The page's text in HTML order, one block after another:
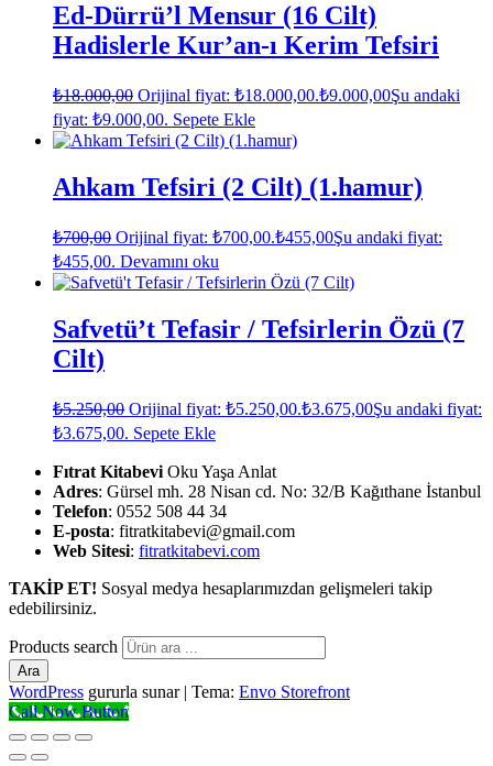
Ed-Dürrü’l Mensur (16 Cilt)
Hadislerle Kur’an-ı Kerim Tefsiri
₺18.000,00 Orijinal fiyat: ₺18.000,00.₺9.000,00Şu andaki
fiyat: ₺9.000,00. Sepete Ekle
Ahkam Tefsiri (2 Cilt) (1.hamur)
₺700,00 Orijinal fiyat: ₺700,00.₺455,00Şu andaki fiyat:
₺455,00. Devamını oku
Safvetü’t Tefasir / Tefsirlerin Özü (7
Cilt)
₺5.250,00 Orijinal fiyat: ₺5.250,00.₺3.675,00Şu andaki fiyat:
₺3.675,00. Sepete Ekle
Fıtrat Kitabevi Oku Yaşa Anlat
Adres: Gürsel mh. 28 Nisan cd. No: 32/B Kağıthane İstanbul
Telefon: 0552 508 44 34
E-posta: fitratkitabevi@gmail.com
Web Sitesi: fitratkitabevi.com
TAKİP ET! Sosyal medya hesaplarımızdan gelişmeleri takip
edebilirsiniz.
Products search
Ara
WordPress gururla sunar | Tema: Envo Storefront
Call Now Button